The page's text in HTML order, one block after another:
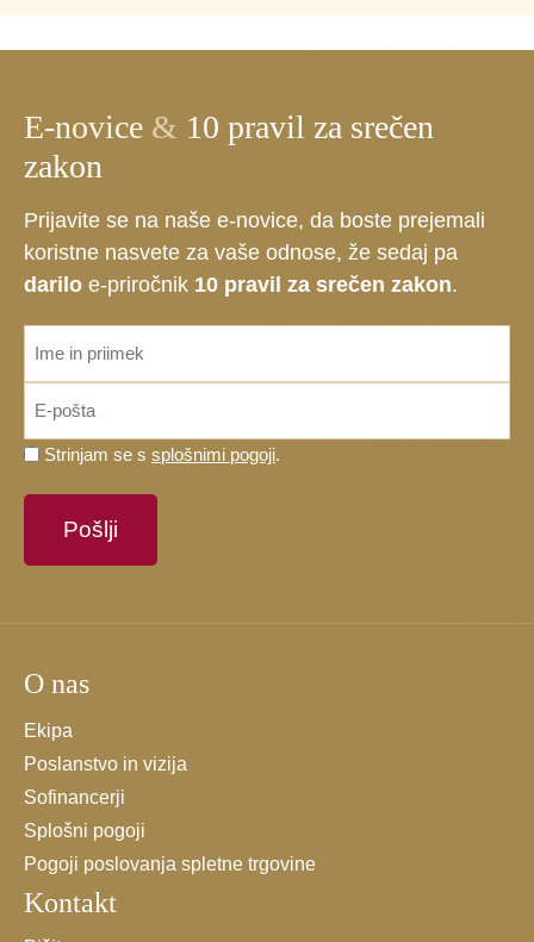
E-novice & 10 pravil za srečen
zakon
Prijavite se na naše e-novice, da boste prejemali
koristne nasvete za vaše odnose, že sedaj pa
darilo e-priročnik 10 pravil za srečen zakon.
Prosimo,
strinjate
*
Strinjam se s splošnimi pogoji.
O nas
Ekipa
Poslanstvo in vizija
Sofinancerji
Splošni pogoji
Pogoji poslovanja spletne trgovine
Kontakt